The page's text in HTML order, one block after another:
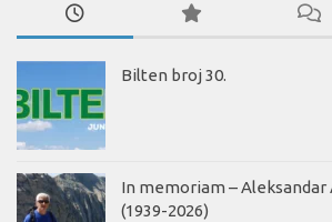
Bilten broj 30.
In memoriam – Aleksandar
(1939-2026)